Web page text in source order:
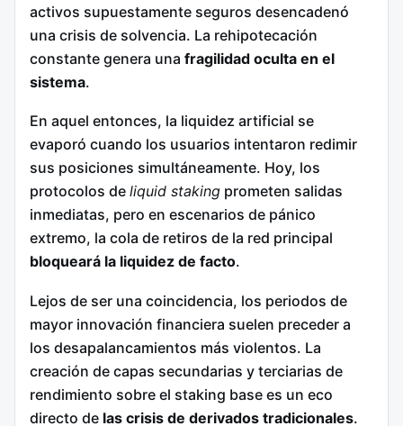
activos supuestamente seguros desencadenó
una crisis de solvencia. La rehipotecación
constante genera una fragilidad oculta en el
sistema.
En aquel entonces, la liquidez artificial se
evaporó cuando los usuarios intentaron redimir
sus posiciones simultáneamente. Hoy, los
protocolos de liquid staking prometen salidas
inmediatas, pero en escenarios de pánico
extremo, la cola de retiros de la red principal
bloqueará la liquidez de facto.
Lejos de ser una coincidencia, los periodos de
mayor innovación financiera suelen preceder a
los desapalancamientos más violentos. La
creación de capas secundarias y terciarias de
rendimiento sobre el staking base es un eco
directo de las crisis de derivados tradicionales.